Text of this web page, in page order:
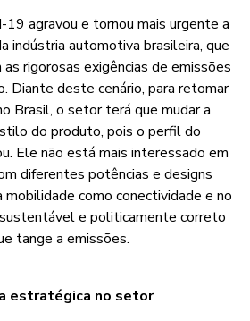
19 agravou e tornou mais urgente a
indústria automotiva brasileira, que
as rigorosas exigências de emissões
Diante deste cenário, para retomar
Brasil, o setor terá que mudar a
do produto, pois o perfil do
Ele não está mais interessado em
diferentes potências e designs
mobilidade como conectividade e no
e politicamente correto
tange a emissões.
estratégica no setor